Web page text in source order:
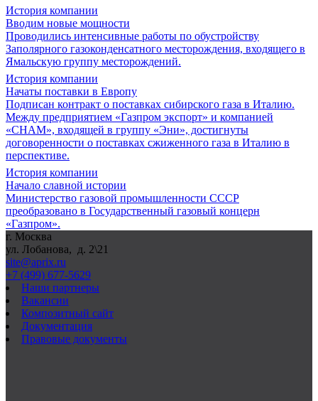
История компании
Вводим новые мощности
Проводились интенсивные работы по обустройству
Заполярного газоконденсатного месторождения, входящего в
Ямальскую группу месторождений.
История компании
Начаты поставки в Европу
Подписан контракт о поставках сибирского газа в Италию.
Между предприятием «Газпром экспорт» и компанией
«СНАМ», входящей в группу «Эни», достигнуты
договоренности о поставках сжиженного газа в Италию в
перспективе.
История компании
Начало славной истории
Министерство газовой промышленности СССР
преобразовано в Государственный газовый концерн
«Газпром».
г. Москва
ул. Лобанова, д. 2\21
site@aprix.ru
+7 (499) 677-5629
Наши партнеры
Вакансии
Композитный сайт
Документация
Правовые документы